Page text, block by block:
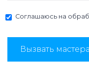
Соглашаюсь на
Вызвать мастера